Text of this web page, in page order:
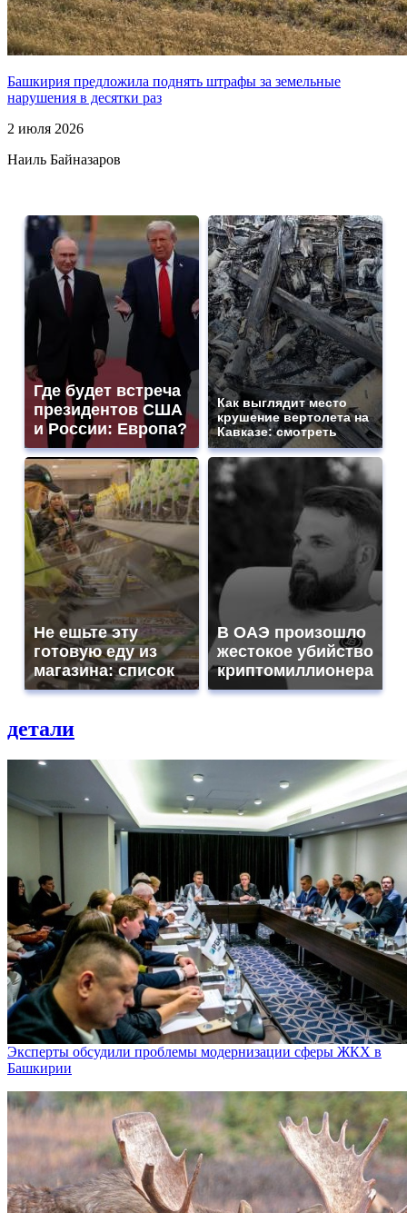
Башкирия предложила поднять штрафы за земельные
нарушения в десятки раз
2 июля 2026
Наиль Байназаров
Где будет встреча
президентов США
и России: Европа?
Как выглядит место
крушение вертолета на
Кавказе: смотреть
Не ешьте эту
готовую еду из
магазина: список
В ОАЭ произошло
жестокое убийство
криптомиллионера
детали
Эксперты обсудили проблемы модернизации сферы ЖКХ в
Башкирии